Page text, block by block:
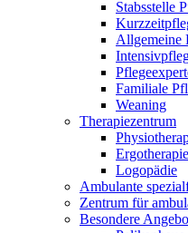
Stabsstelle
Allgemeine
Familiale
Weaning
Therapiezentrum
Ergotherapie
Logopädie
Ambulante
Zentrum für
Besondere